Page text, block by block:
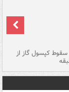
سقوط کپسول گاز از